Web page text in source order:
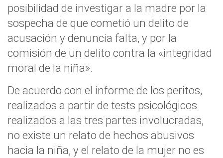
posibilidad de investigar a la madre por la
sospecha de que cometió un delito de
acusación y denuncia falta, y por la
comisión de un delito contra la «integridad
moral de la niña».
De acuerdo con el informe de los peritos,
realizados a partir de tests psicológicos
realizados a las tres partes involucradas,
no existe un relato de hechos abusivos
hacia la niña, y el relato de la mujer no es